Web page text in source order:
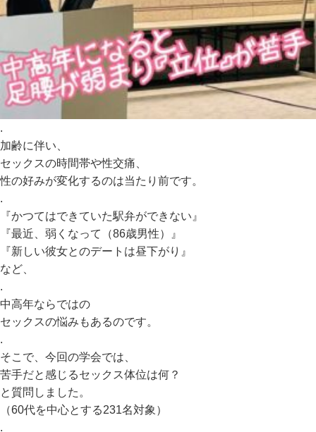
.
加齢に伴い、
セックスの時間帯や性交痛、
性の好みが変化するのは当たり前です。
.
『かつてはできていた駅弁ができない』
『最近、弱くなって（86歳男性）』
『新しい彼女とのデートは昼下がり』
など、
.
中高年ならではの
セックスの悩みもあるのです。
.
そこで、今回の学会では、
苦手だと感じるセックス体位は何？
と質問しました。
（60代を中心とする231名対象）
.